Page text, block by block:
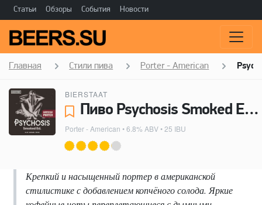
Статьи Обзоры События Новости
Главная Стили пива Porter - American
BIERSTAAT
Пиво Psychosis Smoked Ed. - Bierstaat
Porter - American • 6.8% ABV • 25 IBU
Крепкий и насыщенный портер в американской
стилистике с добавлением копчёного солода. Яркие